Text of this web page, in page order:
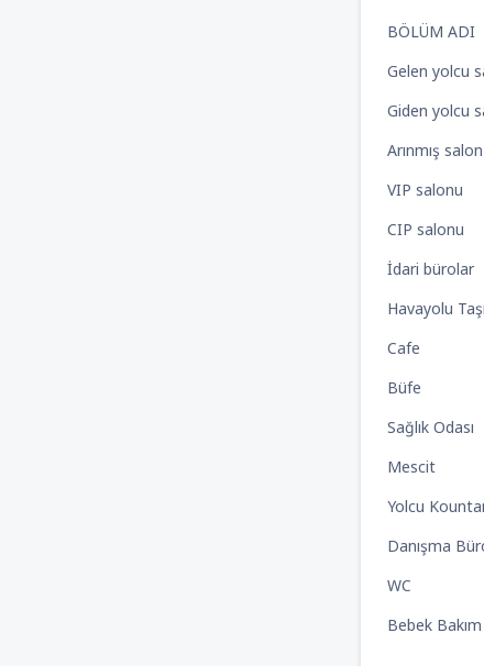
BÖLÜM ADI
Gelen yolcu
Giden yolcu
Arınmış salon
VIP salonu
CIP salonu
İdari bürolar
Havayolu
Cafe
Büfe
Sağlık Odası
Mescit
Yolcu
Danışma
WC
Bebek Bakım